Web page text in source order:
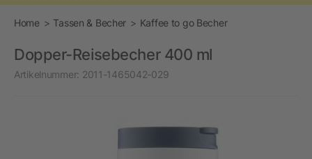
Home Tassen & Becher Kaffee to go Becher
Dopper-Reisebecher 400 ml
Artikelnummer: 2011-1465042-029